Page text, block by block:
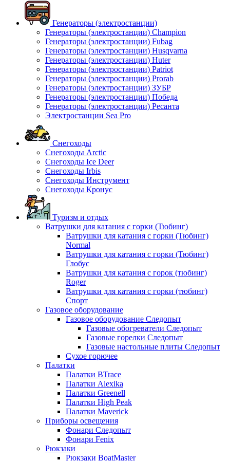
Генераторы (электростанции)
Генераторы (электростанции) Champion
Генераторы (электростанции) Fubag
Генераторы (электростанции) Husqvarna
Генераторы (электростанции) Huter
Генераторы (электростанции) Patriot
Генераторы (электростанции) Prorab
Генераторы (электростанции) ЗУБР
Генераторы (электростанции) Победа
Генераторы (электростанции) Ресанта
Электростанции Sea Pro
Снегоходы
Снегоходы Arctic
Снегоходы Ice Deer
Снегоходы Irbis
Снегоходы Инструмент
Снегоходы Кронус
Туризм и отдых
Ватрушки для катания с горки (Тюбинг)
Ватрушки для катания с горки (Тюбинг)
Normal
Ватрушки для катания с горки (Тюбинг)
Глобус
Ватрушки для катания с горок (тюбинг)
Roger
Ватрушки для катания с горки (тюбинг)
Спорт
Газовое оборудование
Газовое оборудование Следопыт
Газовые обогреватели Следопыт
Газовые горелки Следопыт
Газовые настольные плиты Следопыт
Сухое горючее
Палатки
Палатки BTrace
Палатки Alexika
Палатки Greenell
Палатки High Peak
Палатки Maverick
Приборы освещения
Фонари Следопыт
Фонари Fenix
Рюкзаки
Рюкзаки BoatMaster